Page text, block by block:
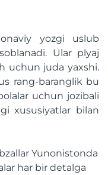
yozgi uslub
Ular plyaj
uchun juda yaxshi.
rang-baranglik bu
uchun jozibali
xususiyatlar bilan
Yunonistonda
har bir detalga